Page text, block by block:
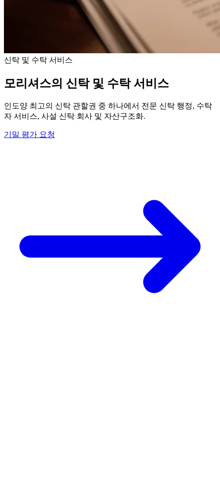
신탁 및 수탁 서비스
모리셔스의 신탁 및 수탁 서비스
인도양 최고의 신탁 관할권 중 하나에서 전문 신탁 행정, 수탁
자 서비스, 사설 신탁 회사 및 자산구조화.
기밀 평가 요청